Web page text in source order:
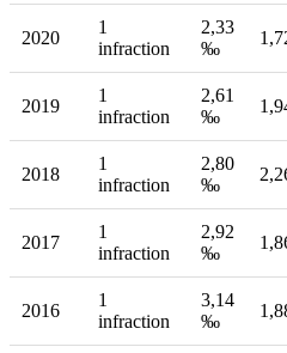
2020
1
infraction
2,33
‰
2019
1
infraction
2,61
‰
2018
1
infraction
2,80
‰
2017
1
infraction
2,92
‰
2016
1
infraction
3,14
‰